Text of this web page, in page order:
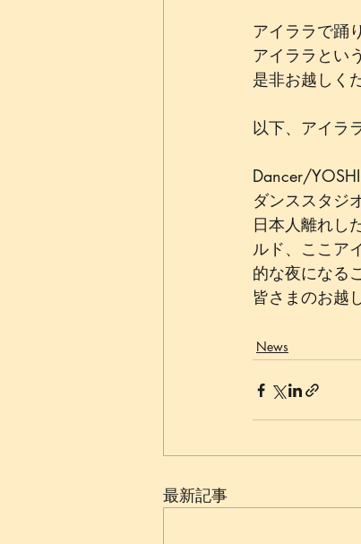
アイララで踊
アイララとい
是非お越しく
以下、アイラ
Dancer/
ダンススタジ
日本人離れし
ルド、ここア
的な夜になる
皆さまのお越
News
最新記事